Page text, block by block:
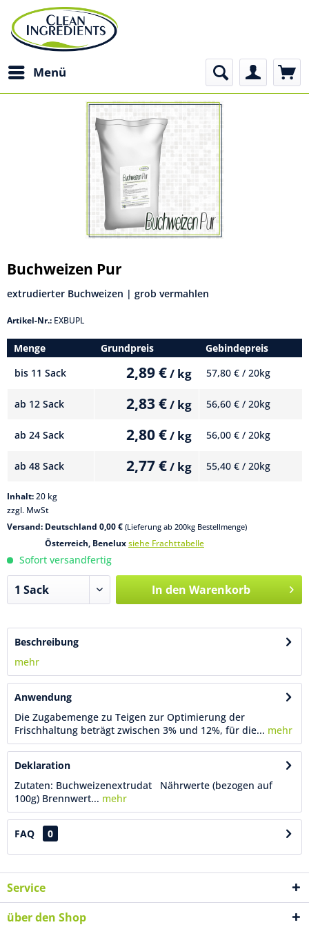
Menü
Buchweizen Pur
extrudierter Buchweizen | grob vermahlen
Artikel-Nr.: EXBUPL
Menge Grundpreis
Gebindepreis
bis 11 Sack 2,89 €/ kg 57,80 € / 20kg
ab 12 Sack 2,83 €/ kg 56,60 € / 20kg
ab 24 Sack 2,80 €/ kg 56,00 € / 20kg
ab 48 Sack 2,77 €/ kg 55,40 € / 20kg
Inhalt:20 kg
zzgl. MwSt
Versand: Deutschland 0,00 € (Lieferung ab 200kg Bestellmenge)
Österreich, Beneluxsiehe Frachttabelle
Sofort versandfertig
In den Warenkorb
Beschreibung
mehr
Anwendung
Die Zugabemenge zu Teigen zur Optimierung der
Frischhaltung beträgt zwischen 3% und 12%, für die... mehr
Deklaration
Zutaten: Buchweizenextrudat Nährwerte (bezogen auf
100g) Brennwert... mehr
FAQ 0
Service
über den Shop